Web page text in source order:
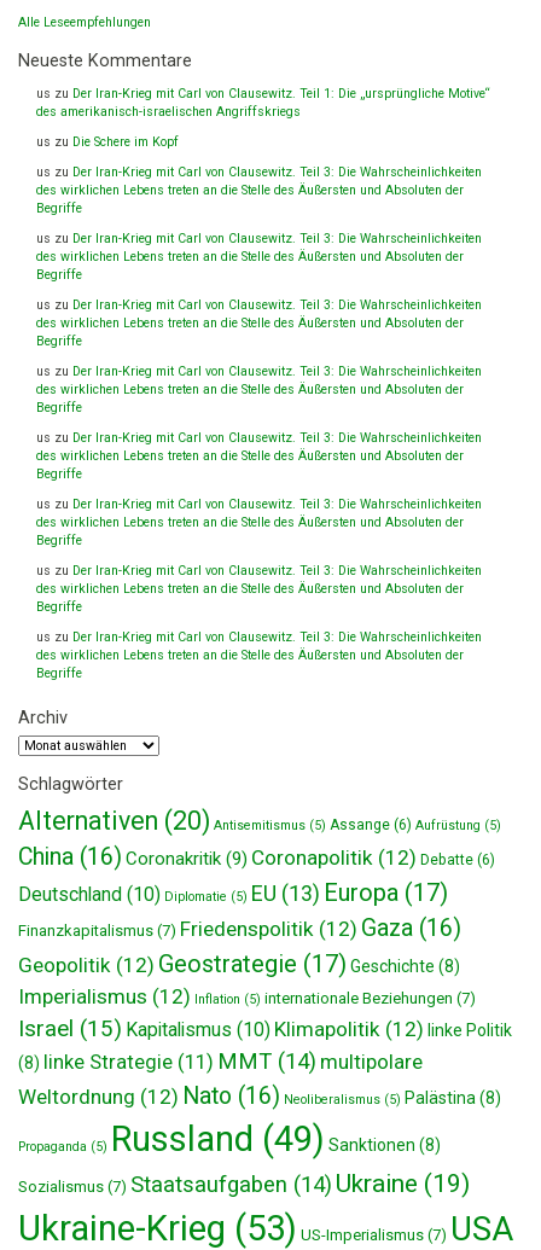
Alle Leseempfehlungen
Neueste Kommentare
us zu Der Iran-Krieg mit Carl von Clausewitz. Teil 1: Die „ursprüngliche Motive“
des amerikanisch-israelischen Angriffskriegs
us zu Die Schere im Kopf
us zu Der Iran-Krieg mit Carl von Clausewitz. Teil 3: Die Wahrscheinlichkeiten
des wirklichen Lebens treten an die Stelle des Äußersten und Absoluten der
Begriffe
us zu Der Iran-Krieg mit Carl von Clausewitz. Teil 3: Die Wahrscheinlichkeiten
des wirklichen Lebens treten an die Stelle des Äußersten und Absoluten der
Begriffe
us zu Der Iran-Krieg mit Carl von Clausewitz. Teil 3: Die Wahrscheinlichkeiten
des wirklichen Lebens treten an die Stelle des Äußersten und Absoluten der
Begriffe
us zu Der Iran-Krieg mit Carl von Clausewitz. Teil 3: Die Wahrscheinlichkeiten
des wirklichen Lebens treten an die Stelle des Äußersten und Absoluten der
Begriffe
us zu Der Iran-Krieg mit Carl von Clausewitz. Teil 3: Die Wahrscheinlichkeiten
des wirklichen Lebens treten an die Stelle des Äußersten und Absoluten der
Begriffe
us zu Der Iran-Krieg mit Carl von Clausewitz. Teil 3: Die Wahrscheinlichkeiten
des wirklichen Lebens treten an die Stelle des Äußersten und Absoluten der
Begriffe
us zu Der Iran-Krieg mit Carl von Clausewitz. Teil 3: Die Wahrscheinlichkeiten
des wirklichen Lebens treten an die Stelle des Äußersten und Absoluten der
Begriffe
us zu Der Iran-Krieg mit Carl von Clausewitz. Teil 3: Die Wahrscheinlichkeiten
des wirklichen Lebens treten an die Stelle des Äußersten und Absoluten der
Begriffe
Archiv
Archiv
Schlagwörter
Alternativen (20) Antisemitismus (5) Assange (6) Aufrüstung (5)
China (16) Coronakritik (9) Coronapolitik (12) Debatte (6)
Deutschland (10) Diplomatie (5) EU (13) Europa (17)
Finanzkapitalismus (7) Friedenspolitik (12) Gaza (16)
Geopolitik (12) Geostrategie (17) Geschichte (8)
Imperialismus (12) Inflation (5) internationale Beziehungen (7)
Israel (15) Kapitalismus (10) Klimapolitik (12) linke Politik
(8) linke Strategie (11) MMT (14) multipolare
Weltordnung (12) Nato (16) Neoliberalismus (5) Palästina(8)
Propaganda (5) Russland (49) Sanktionen (8)
Sozialismus (7) Staatsaufgaben (14) Ukraine (19)
Ukraine-Krieg (53) US-Imperialismus (7) USA